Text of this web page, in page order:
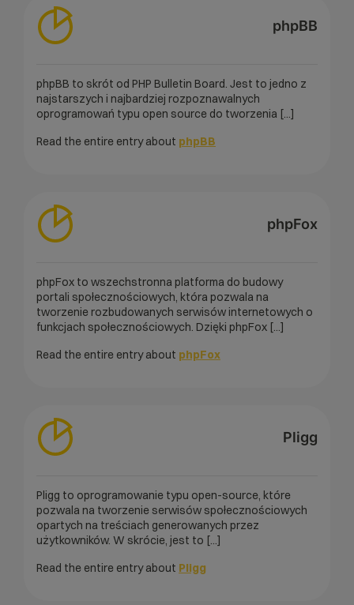
phpBB
phpBB to skrót od PHP Bulletin Board. Jest to jedno z
najstarszych i najbardziej rozpoznawalnych
oprogramowań typu open source do tworzenia [...]
Read the entire entry about phpBB
phpFox
phpFox to wszechstronna platforma do budowy
portali społecznościowych, która pozwala na
tworzenie rozbudowanych serwisów internetowych o
funkcjach społecznościowych. Dzięki phpFox [...]
Read the entire entry about phpFox
Pligg
Pligg to oprogramowanie typu open-source, które
pozwala na tworzenie serwisów społecznościowych
opartych na treściach generowanych przez
użytkowników. W skrócie, jest to [...]
Read the entire entry about Pligg